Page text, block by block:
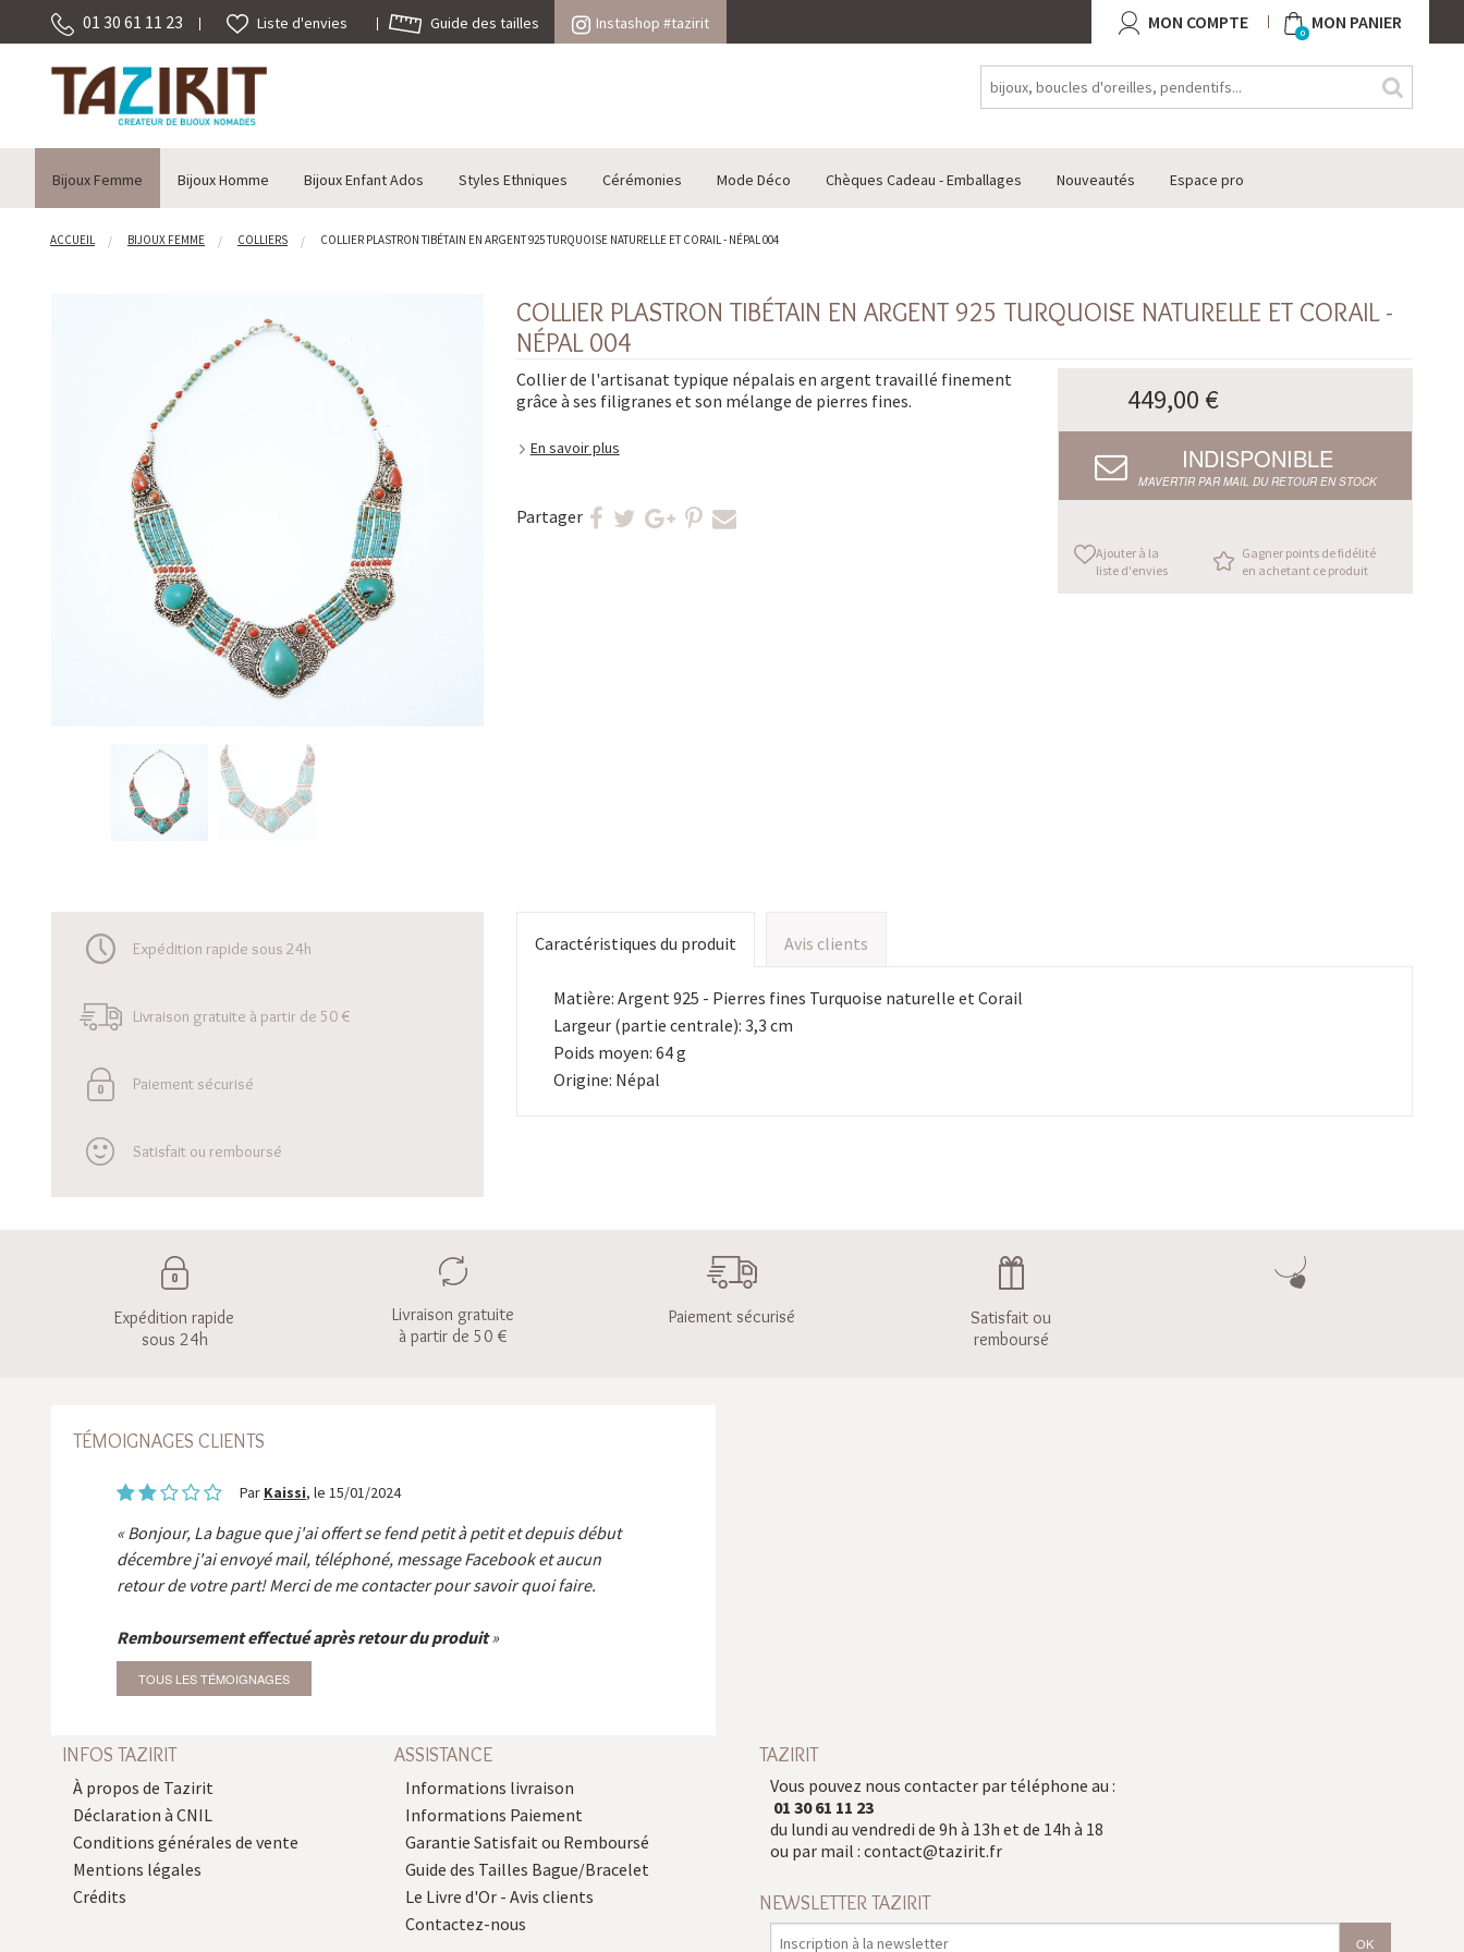
01 30 61 11 23 Liste d'envies Guide des tailles Instashop #tazirit MON COMPTE 0 MON PANIER
Bijoux Femme Bijoux Homme Bijoux Enfant Ados Styles Ethniques Cérémonies Mode Déco Chèques Cadeau - Emballages Nouveautés Espace pro
ACCUEIL BIJOUX FEMME COLLIERS COLLIER PLASTRON TIBÉTAIN EN ARGENT 925 TURQUOISE NATURELLE ET CORAIL - NÉPAL 004
COLLIER PLASTRON TIBÉTAIN EN ARGENT 925 TURQUOISE NATURELLE ET CORAIL -
NÉPAL 004
Collier de l'artisanat typique népalais en argent travaillé finement
grâce à ses filigranes et son mélange de pierres fines.
En savoir plus
Partager
449,00 €
INDISPONIBLE
M’AVERTIR PAR MAIL DU RETOUR EN STOCK
Ajouter à la
liste d'envies
Gagner points de fidélité
en achetant ce produit
Expédition rapide sous 24h
Livraison gratuite à partir de 50 €
Paiement sécurisé
Satisfait ou remboursé
Caractéristiques du produit Avis clients
Matière: Argent 925 - Pierres fines Turquoise naturelle et Corail
Largeur (partie centrale): 3,3 cm
Poids moyen: 64 g
Origine: Népal
Expédition rapide
sous 24h
Livraison gratuite
à partir de 50 €
Paiement sécurisé
Satisfait ou
remboursé
TÉMOIGNAGES CLIENTS
Par Kaissi, le 15/01/2024
Bonjour, La bague que j'ai offert se fend petit à petit et depuis début
décembre j'ai envoyé mail, téléphoné, message Facebook et aucun
retour de votre part! Merci de me contacter pour savoir quoi faire.
Remboursement effectué après retour du produit
TOUS LES TÉMOIGNAGES
INFOS TAZIRIT
À propos de Tazirit
Déclaration à CNIL
Conditions générales de vente
Mentions légales
Crédits
ASSISTANCE
Informations livraison
Informations Paiement
Garantie Satisfait ou Remboursé
Guide des Tailles Bague/Bracelet
Le Livre d'Or - Avis clients
Contactez-nous
TAZIRIT
Vous pouvez nous contacter par téléphone au :
01 30 61 11 23
du lundi au vendredi de 9h à 13h et de 14h à 18
ou par mail : contact@tazirit.fr
NEWSLETTER TAZIRIT